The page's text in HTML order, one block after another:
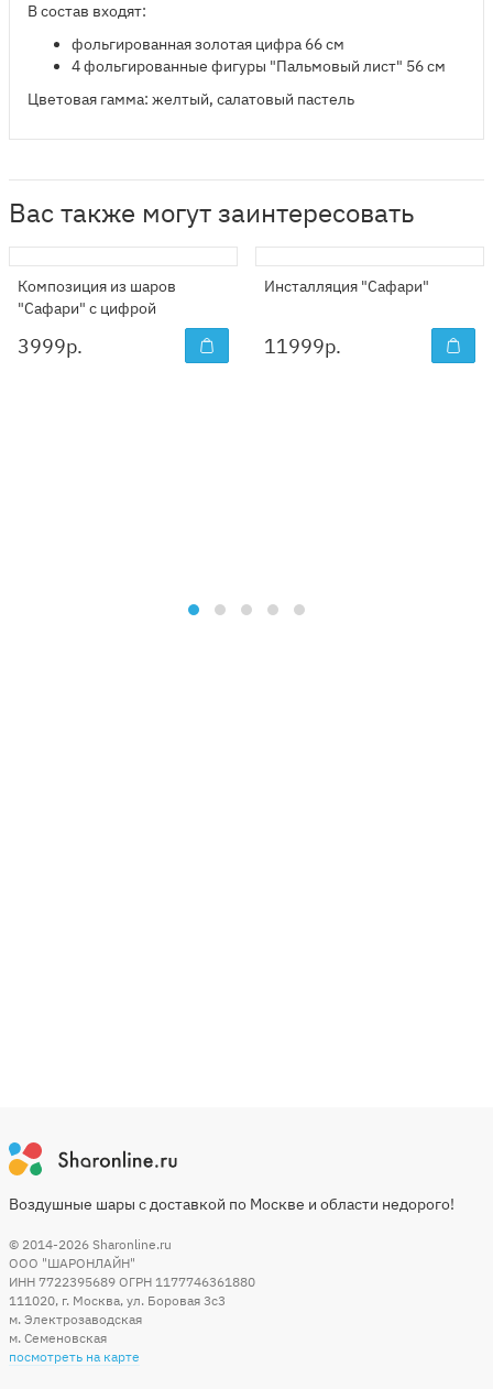
В состав входят:
​фольгированная золотая цифра 66 см
4 фольгированные фигуры "Пальмовый лист" 56 см
Цветовая гамма: желтый, салатовый пастель
Вас также могут заинтересовать
Композиция из шаров
"Сафари" с цифрой
3999р.
Инсталляция "Сафари"
11999р.
Воздушные шары с доставкой по Москве и области недорого!
© 2014-2026 Sharonline.ru
ООО "ШАРОНЛАЙН"
ИНН 7722395689 ОГРН 1177746361880
111020, г. Москва, ул. Боровая 3c3
м. Электрозаводская
м. Семеновская
посмотреть на карте